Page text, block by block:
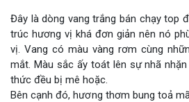
Đây là dòng vang trắng bán chạy top
trúc hương vị khá đơn giản nên nó
vị. Vang có màu vàng rơm cùng
mắt. Màu sắc ấy toát lên sự nhã
thức đều bị mê hoặc.
Bên cạnh đó, hương thơm bung toả